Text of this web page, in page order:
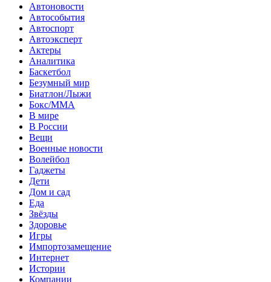
Автоновости
Автособытия
Автоспорт
Автоэксперт
Актеры
Аналитика
Баскетбол
Безумный мир
Биатлон/Лыжи
Бокс/MMA
В мире
В России
Вещи
Военные новости
Волейбол
Гаджеты
Дети
Дом и сад
Еда
Звёзды
Здоровье
Игры
Импортозамещение
Интернет
Истории
Компании